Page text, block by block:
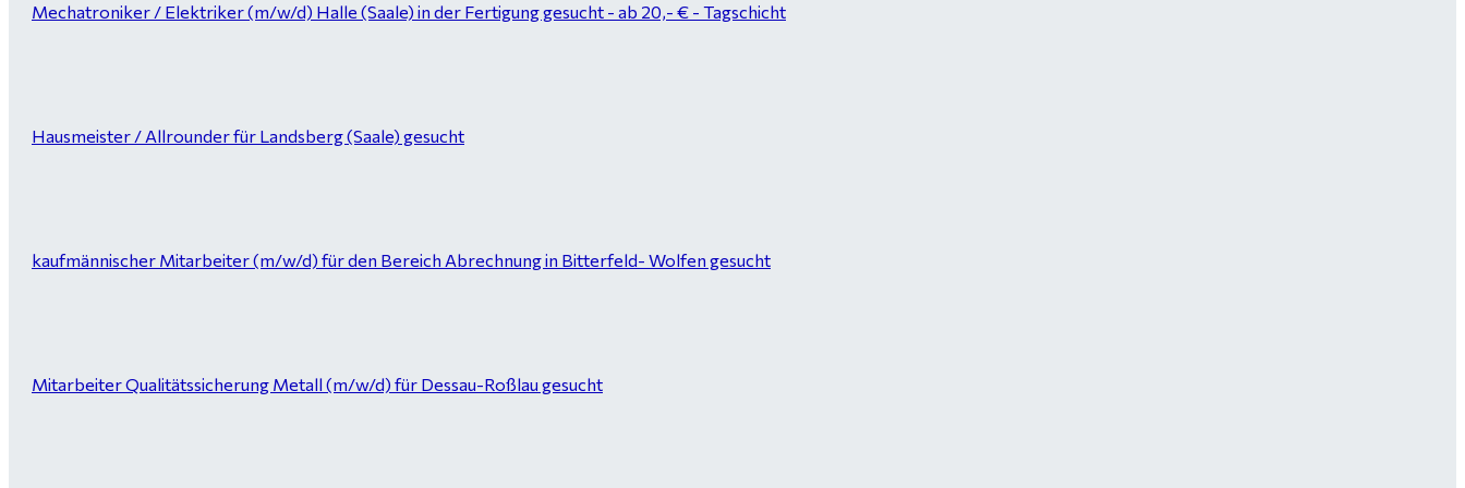
Mechatroniker / Elektriker (m/w/d) Halle (Saale) in der Fertigung gesucht - ab 20,- € - Tagschicht
Hausmeister / Allrounder für Landsberg (Saale) gesucht
kaufmännischer Mitarbeiter (m/w/d) für den Bereich Abrechnung in Bitterfeld- Wolfen gesucht
Mitarbeiter Qualitätssicherung Metall (m/w/d) für Dessau-Roßlau gesucht